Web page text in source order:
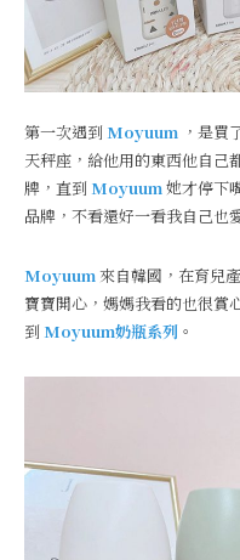
第一次遇到Moyuum ，是買
天秤座，給他用的東西他自己
牌，直到Moyuum她才停下
品牌，不看還好一看我自己也
Moyuum來自韓國，在育兒
寶寶開心，媽媽我看的也很賞
到Moyuum奶瓶系列 。